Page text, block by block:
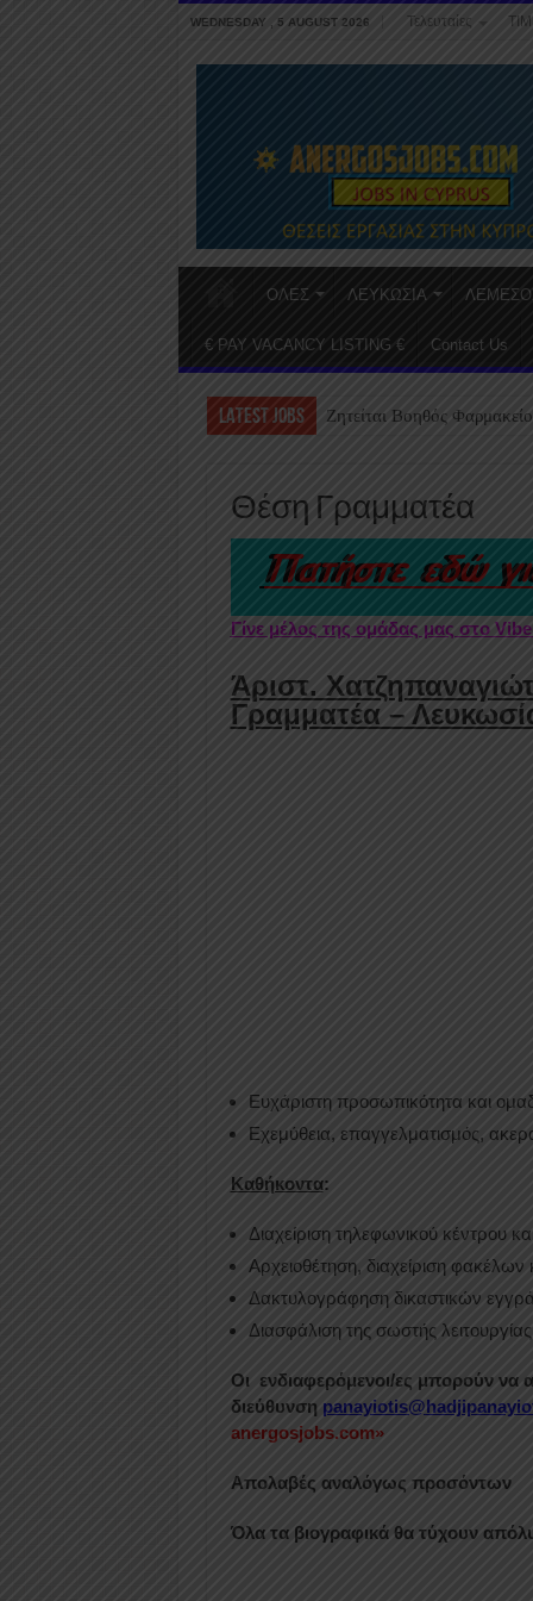
WEDNESDAY , 5 AUGUST 2026 Τελευταίες
ΟΛΕΣ ΛΕΥΚΩΣΙΑ
€ PAY VACANCY LISTING € Contact Us
LATEST JOBS Ζητείται Βοηθός
Θέση Γραμματέα
Γίνε μέλος της ομάδας μας στο
Άριστ.
Γραμματέα –
Ευχάριστη προσωπικότητα και
Εχεμύθεια, επαγγελματισμός,
Καθήκοντα:
Διαχείριση τηλεφωνικού κέντρου
Αρχειοθέτηση, διαχείριση
Δακτυλογράφηση δικαστικών
Διασφάλιση της σωστής
Οι ενδιαφερόμενοι/ες μπορούν να
διεύθυνση panayiotis@
anergosjobs.com»
Απολαβές αναλόγως προσόντων
Όλα τα βιογραφικά θα τύχουν